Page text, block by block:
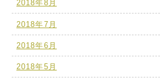
2018年8月
2018年7月
2018年6月
2018年5月